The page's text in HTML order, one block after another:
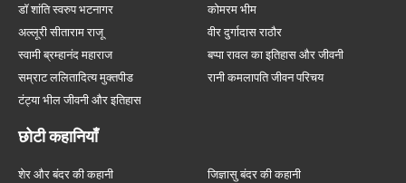
डॉ शांति स्वरुप भटनागर
कोमरम भीम
अल्लूरी सीताराम राजू
वीर दुर्गादास राठौर
स्वामी ब्रम्हानंद महाराज
बप्पा रावल का इतिहास और जीवनी
सम्राट ललितादित्य मुक्तपीड
रानी कमलापति जीवन परिचय
टंट्या भील जीवनी और इतिहास
छोटी कहानियाँ
शेर और बंदर की कहानी
जिज्ञासु बंदर की कहानी